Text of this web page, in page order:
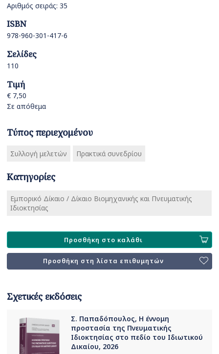
Αριθμός σειράς: 35
ISBN
978-960-301-417-6
Σελίδες
110
Τιμή
€ 7,50
Σε απόθεμα
Τύπος περιεχομένου
Συλλογή μελετών Πρακτικά συνεδρίου
Κατηγορίες
Εμπορικό Δίκαιο / Δίκαιο Βιομηχανικής και Πνευματικής
Ιδιοκτησίας
Προσθήκη στο καλάθι
Προσθήκη στη λίστα επιθυμητών
Σχετικές εκδόσεις
Σ. Παπαδόπουλος, Η έννομη
προστασία της Πνευματικής
Ιδιοκτησίας στο πεδίο του Ιδιωτικού
Δικαίου, 2026